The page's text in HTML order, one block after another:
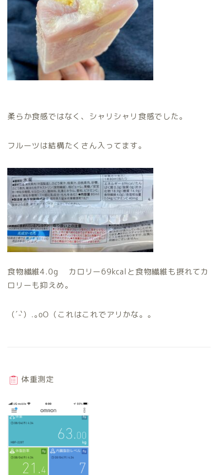
柔らか食感ではなく、シャリシャリ食感でした。
フルーツは結構たくさん入ってます。
食物繊維4.0g カロリー69kcalと食物繊維も摂れてカ
ロリーも抑えめ。
（´-`）.｡oO（これはこれでアリかな。。
体重測定